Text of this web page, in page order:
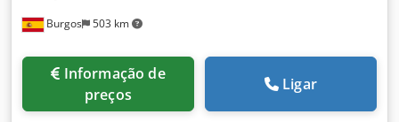
Burgos 503 km
preços
Ligar